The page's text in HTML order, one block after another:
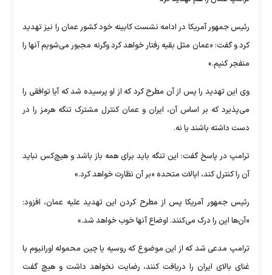
رئیس جمهور آمریکا در ادامه نشست کابینه خود کشور عمان را نیز تهدید
کرد و گفت: «عمان مثل بقیه رفتار خواهد کرد وگرنه مجبور می‌شویم آنها را
منفجر کنیم.»
وی این تهدید را پس از آن مطرح کرد که از او پرسیده شد که آیا توافقی را
می‌پذیرد که بر اساس آن، ایران و عمان کنترل مشترک تنگه هرمز را در
دست داشته باشند یا نه.
ترامپ در پاسخ گفت: این تنگه باید برای همه باز باشد و هیچ‌کس نباید
آن را کنترل کند، ایالات متحده «بر آن نظارت خواهد کرد.»
رئیس جمهور آمریکا پس از مطرح کردن این تهدید علیه عمان، افزود:
«آن‌ها این را درک می‌کنند. اوضاع آنها خوب خواهد شد.»
ترامپ مدعی شد که از این موضوع که روسیه یا چین محموله اورانیوم با
غنای بالای ایران را دریافت کنند، رضایت نخواهد داشت و هیچ گفت